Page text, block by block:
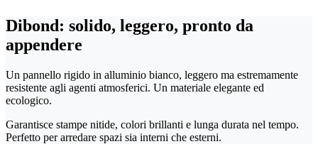
Dibond: solido, leggero, pronto da
appendere
Un pannello rigido in alluminio bianco, leggero ma estremamente
resistente agli agenti atmosferici. Un materiale elegante ed
ecologico.
Garantisce stampe nitide, colori brillanti e lunga durata nel tempo.
Perfetto per arredare spazi sia interni che esterni.